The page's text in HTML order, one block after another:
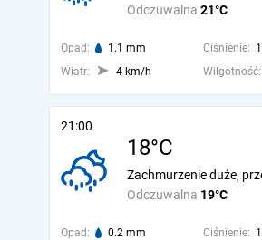
Odczuwalna 21°C
Opad: 1.1 mm Ciśnienie:
Wiatr:
4 km/h Wilgotność:
21:00
18°C
Odczuwalna 19°C
Zachmurzenie duże,
Opad: 0.2 mm Ciśnienie: